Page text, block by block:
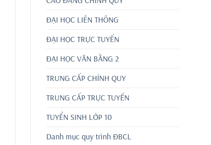
ĐẠI HỌC LIÊN THÔNG
ĐẠI HỌC TRỰC TUYẾN
ĐẠI HỌC VĂN BẰNG 2
TRUNG CẤP CHÍNH QUY
TRUNG CẤP TRỰC TUYẾN
TUYỂN SINH LỚP 10
Danh mục quy trình ĐBCL